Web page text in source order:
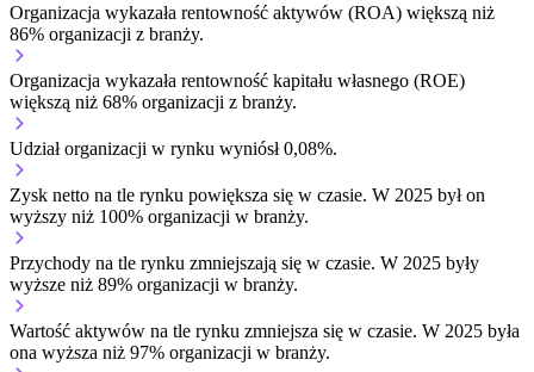
Organizacja wykazała rentowność aktywów (ROA) większą niż
86% organizacji z branży.
Organizacja wykazała rentowność kapitału własnego (ROE)
większą niż 68% organizacji z branży.
Udział organizacji w rynku wyniósł 0,08%.
Zysk netto na tle rynku powiększa się w czasie. W 2025 był on
wyższy niż 100% organizacji w branży.
Przychody na tle rynku zmniejszają się w czasie. W 2025 były
wyższe niż 89% organizacji w branży.
Wartość aktywów na tle rynku zmniejsza się w czasie. W 2025 była
ona wyższa niż 97% organizacji w branży.